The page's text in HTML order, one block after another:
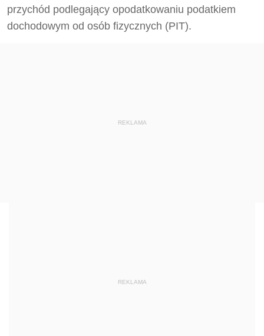
przychód podlegający opodatkowaniu podatkiem
dochodowym od osób fizycznych (PIT).
REKLAMA
REKLAMA